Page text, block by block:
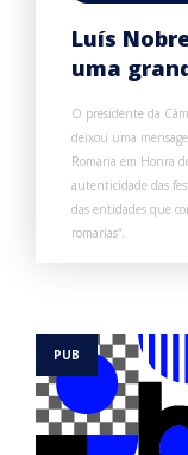
Luís
uma
O presidente da
deixou uma
Romaria em Honra
autenticidade das
das entidades que
romarias”.